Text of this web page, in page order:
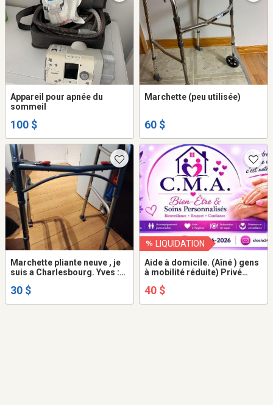
Appareil pour apnée du
sommeil
100 $
Marchette (peu utilisée)
60 $
Marchette pliante neuve , je
suis a Charlesbourg. Yves :
30 $
LIQUIDATION
Aide à domicile. (Aîné ) gens
à mobilité réduite) Privé
40 $